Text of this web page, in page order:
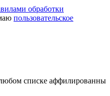
обработки
пользовательское
списке аффилированны